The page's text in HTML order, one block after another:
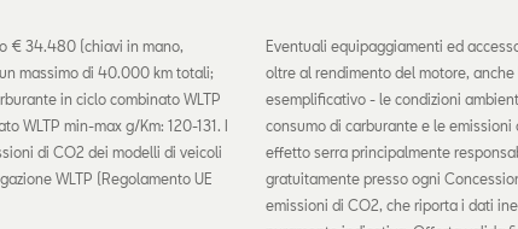
€ 34.480 (chiavi in mano,
massimo di 40.000 km totali;
in ciclo combinato WLTP
WLTP min-max g/Km: 120-131. I
di CO2 dei modelli di veicoli
WLTP (Regolamento UE
Eventuali equipaggiamenti ed
oltre al rendimento del motore,
esemplificativo - le condizioni
consumo di carburante e le
effetto serra principalmente
gratuitamente presso ogni
emissioni di CO2, che riporta i dati